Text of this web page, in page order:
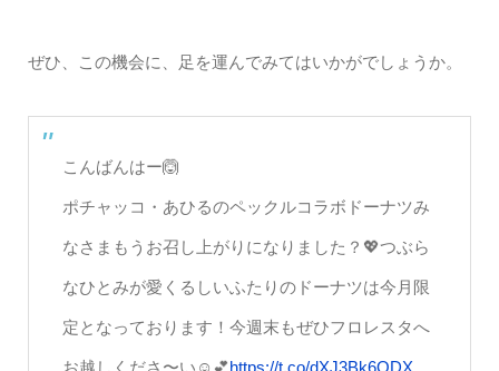
ぜひ、この機会に、足を運んでみてはいかがでしょうか。
こんばんはー🙆
ポチャッコ・あひるのペックルコラボドーナツみ
なさまもうお召し上がりになりました？💖つぶら
なひとみが愛くるしいふたりのドーナツは今月限
定となっております！今週末もぜひフロレスタへ
お越しくださ〜い☺️💕https://t.co/dXJ3Bk6ODX